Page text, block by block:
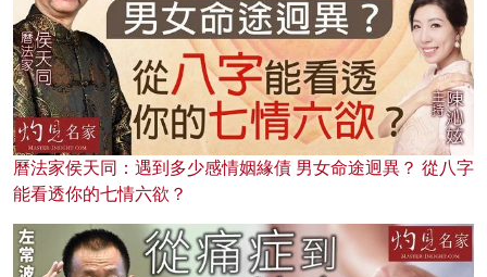
曆法家侯天同：遇到多少感情姻緣債 男女命途迥異？ 從八字
能看透你的七情六欲？